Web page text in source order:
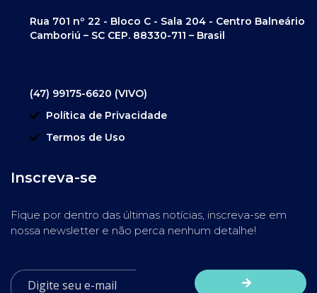
Rua 701 nº 22 - Bloco C - Sala 204 - Centro Balneário
Camboriú – SC CEP. 88330-711 – Brasil
(47) 99175-6620 (VIVO)
Política de Privacidade
Termos de Uso
Inscreva-se
Fique por dentro das últimas notícias, inscreva-se em
nossa newsletter e não perca nenhum detalhe!